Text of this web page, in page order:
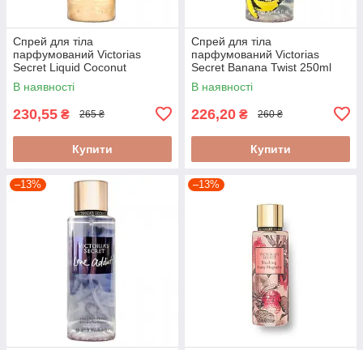
Спрей для тіла
парфумований Victorias
Secret Liquid Coconut
Shimmer 250 мл
В наявності
230,55 ₴ 265 ₴
Купити
Спрей для тіла
парфумований Victorias
Secret Banana Twist 250ml
В наявності
226,20 ₴ 260 ₴
Купити
–13% –13%